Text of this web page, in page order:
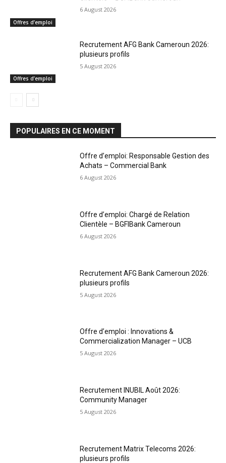
Offres d’emploi
6 August 2026
Offres d’emploi
Recrutement AFG Bank Cameroun 2026:
plusieurs profils
5 August 2026
POPULAIRES EN CE MOMENT
Offre d’emploi: Responsable Gestion des
Achats – Commercial Bank
6 August 2026
Offre d’emploi: Chargé de Relation
Clientèle – BGFIBank Cameroun
6 August 2026
Recrutement AFG Bank Cameroun 2026:
plusieurs profils
5 August 2026
Offre d’emploi : Innovations &
Commercialization Manager – UCB
5 August 2026
Recrutement INUBIL Août 2026:
Community Manager
5 August 2026
Recrutement Matrix Telecoms 2026:
plusieurs profils